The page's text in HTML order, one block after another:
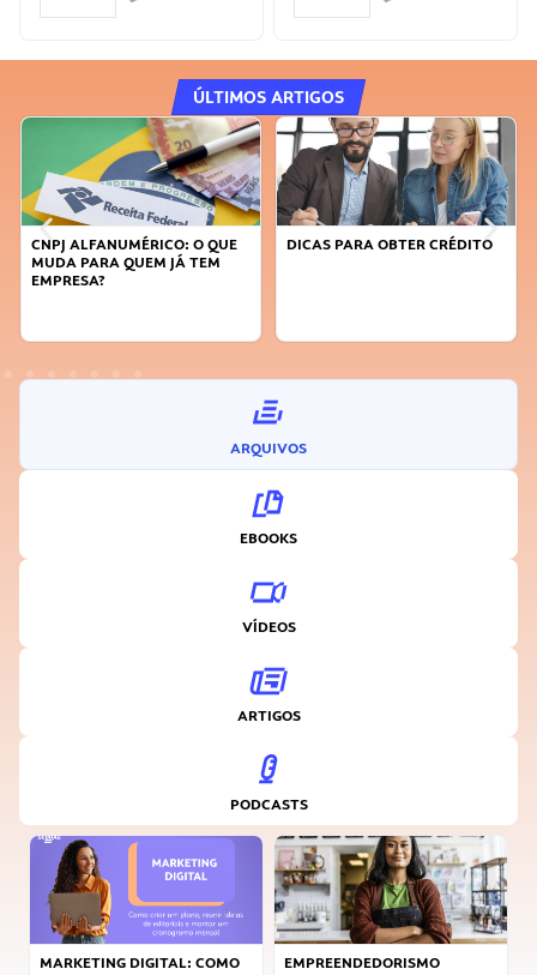
ÚLTIMOS ARTIGOS
CNPJ ALFANUMÉRICO: O QUE
MUDA PARA QUEM JÁ TEM
EMPRESA?
DICAS PARA OBTER CRÉDITO
ARQUIVOS
EBOOKS
VÍDEOS
ARTIGOS
PODCASTS
MARKETING DIGITAL: COMO
EMPREENDEDORISMO